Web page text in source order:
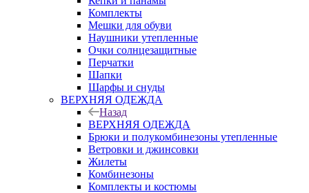
Комплекты
Мешки для обуви
Наушники утепленные
Очки солнцезащитные
Перчатки
Шапки
Шарфы и снуды
ВЕРХНЯЯ ОДЕЖДА
Назад
ВЕРХНЯЯ ОДЕЖДА
Брюки и полукомбинезоны утепленные
Ветровки и джинсовки
Жилеты
Комбинезоны
Комплекты и костюмы